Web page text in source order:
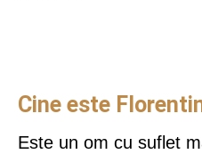
Cine este
Este un om cu suflet